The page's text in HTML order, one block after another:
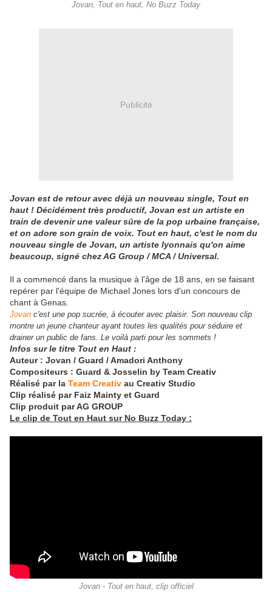
Jovan, Tout en haut, No Buzz Today
Publicité
Jovan est de retour avec déjà un nouveau single, Tout en
haut ! Décidément très productif, Jovan est un artiste en
train de devenir une valeur sûre de la pop urbaine française,
et on adore son grain de voix. Tout en haut, c'est le nom du
nouveau single de Jovan, un artiste lyonnais qu'on aime
beaucoup, signé chez AG Group / MCA / Universal.
Il a commencé dans la musique à l'âge de 18 ans, en se faisant
repérer par l'équipe de Michael Jones lors d'un concours de
chant à Genas.
Jovan c'est une pop sucrée, à écouter avec plaisir. Son nouveau clip
montre un jeune chanteur ayant toutes les qualités pour séduire et
drainer un public de fans. Le voilà parti pour les sommets !
Infos sur le titre Tout en Haut :
Auteur : Jovan / Guard / Amadori Anthony
Compositeurs : Guard & Josselin by Team Creativ
Réalisé par la Team Creativ au Creativ Studio
Clip réalisé par Faiz Mainty et Guard
Clip produit par AG GROUP
Le clip de Tout en Haut sur No Buzz Today :
Jovan - Tout en haut, clip officiel